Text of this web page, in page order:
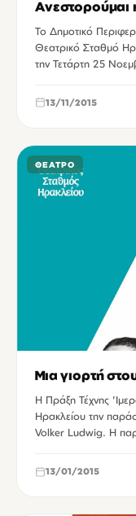
Ανεστορούμαι
Το Δημοτικό
Θεατρικό Σταθμό
την Τετάρτη 25
13/11/2015
ΘΈΑΤΡΟ
Μια γιορτή
Η Πράξη Τέχνης
Ηρακλείου την
Volker Ludwig. Η
13/01/2015